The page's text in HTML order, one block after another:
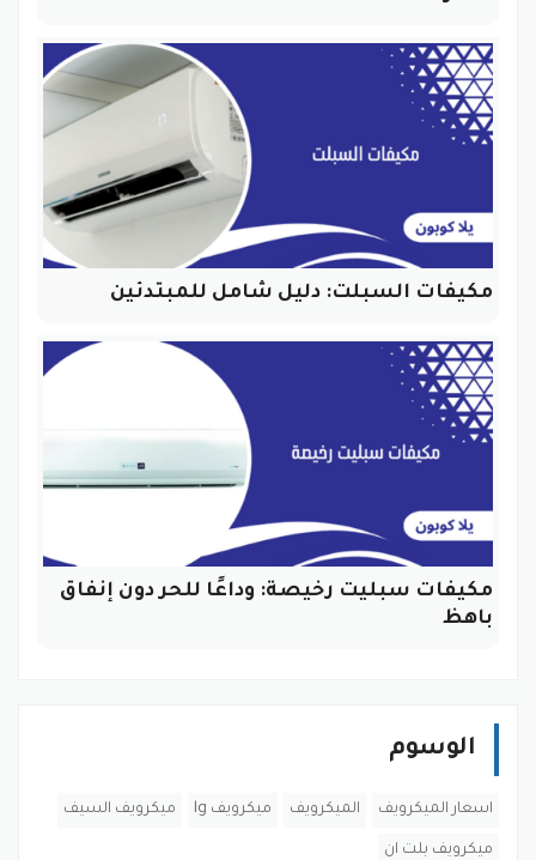
مكيفات السبلت: دليل شامل للمبتدئين
مكيفات سبليت رخيصة: وداعًا للحر دون إنفاق
باهظ
الوسوم
اسعار الميكرويف الميكرويف ميكرويف lg ميكرويف السيف
ميكرويف بلت ان